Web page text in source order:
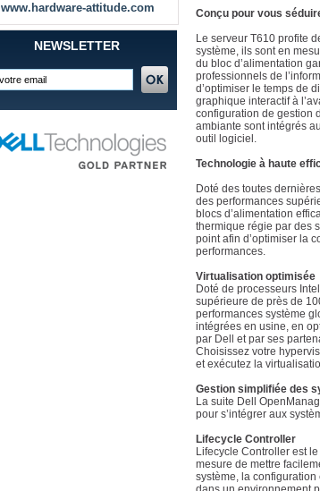
www.hardware-attitude.com
NEWSLETTER
Conçu pour vous
Le serveur T610 profite
système, ils sont en
du bloc d’alimentation
professionnels de
d’optimiser le temps de
graphique interactif à
configuration de gestion
ambiante sont intégrés
outil logiciel.
Technologie à haute
Doté des toutes
des performances
blocs d’alimentation
thermique régie par des
point afin d’optimiser la
performances.
Virtualisation optimisée
Doté de processeurs
supérieure de près de
performances système
intégrées en usine, en
par Dell et par ses
Choisissez votre
et exécutez la
Gestion simplifiée des
La suite Dell
pour s’intégrer aux
Lifecycle Controller
Lifecycle Controller est
mesure de mettre
système, la